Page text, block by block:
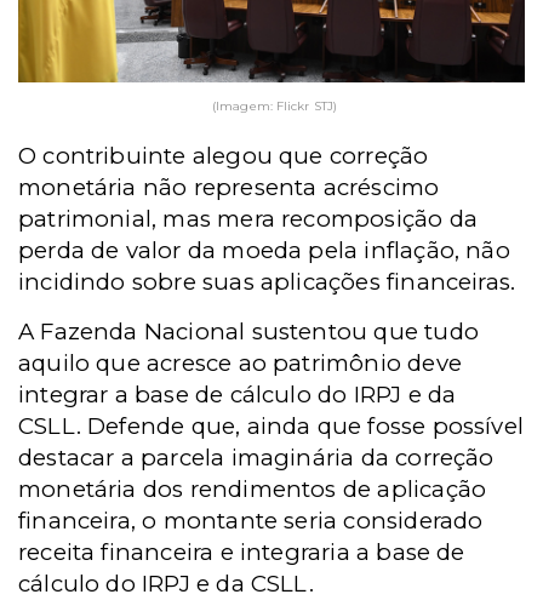
(Imagem: Flickr STJ)
O contribuinte alegou que correção
monetária não representa acréscimo
patrimonial, mas mera recomposição da
perda de valor da moeda pela inflação, não
incidindo sobre suas aplicações financeiras.
A Fazenda Nacional sustentou que tudo
aquilo que acresce ao patrimônio deve
integrar a base de cálculo do IRPJ e da
CSLL. Defende que, ainda que fosse possível
destacar a parcela imaginária da correção
monetária dos rendimentos de aplicação
financeira, o montante seria considerado
receita financeira e integraria a base de
cálculo do IRPJ e da CSLL.